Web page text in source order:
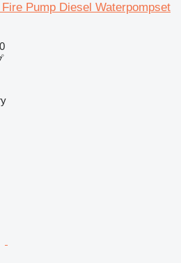
Pump Diesel Waterpompset